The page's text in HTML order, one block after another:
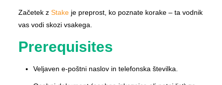
Začetek z Stakeje preprost, ko poznate korake – ta vodnik
vas vodi skozi vsakega.
Prerequisites
Veljaven e-poštni naslov in telefonska številka.